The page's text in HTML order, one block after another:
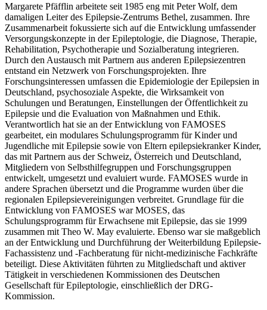
Margarete Pfäfflin arbeitete seit 1985 eng mit Peter Wolf, dem
damaligen Leiter des Epilepsie-Zentrums Bethel, zusammen. Ihre
Zusammenarbeit fokussierte sich auf die Entwicklung umfassender
Versorgungskonzepte in der Epileptologie, die Diagnose, Therapie,
Rehabilitation, Psychotherapie und Sozialberatung integrieren.
Durch den Austausch mit Partnern aus anderen Epilepsiezentren
entstand ein Netzwerk von Forschungsprojekten. Ihre
Forschungsinteressen umfassen die Epidemiologie der Epilepsien in
Deutschland, psychosoziale Aspekte, die Wirksamkeit von
Schulungen und Beratungen, Einstellungen der Öffentlichkeit zu
Epilepsie und die Evaluation von Maßnahmen und Ethik.
Verantwortlich hat sie an der Entwicklung von FAMOSES
gearbeitet, ein modulares Schulungsprogramm für Kinder und
Jugendliche mit Epilepsie sowie von Eltern epilepsiekranker Kinder,
das mit Partnern aus der Schweiz, Österreich und Deutschland,
Mitgliedern von Selbsthilfegruppen und Forschungsgruppen
entwickelt, umgesetzt und evaluiert wurde. FAMOSES wurde in
andere Sprachen übersetzt und die Programme wurden über die
regionalen Epilepsievereinigungen verbreitet. Grundlage für die
Entwicklung von FAMOSES war MOSES, das
Schulungsprogramm für Erwachsene mit Epilepsie, das sie 1999
zusammen mit Theo W. May evaluierte. Ebenso war sie maßgeblich
an der Entwicklung und Durchführung der Weiterbildung Epilepsie-
Fachassistenz und -Fachberatung für nicht-medizinische Fachkräfte
beteiligt. Diese Aktivitäten führten zu Mitgliedschaft und aktiver
Tätigkeit in verschiedenen Kommissionen des Deutschen
Gesellschaft für Epileptologie, einschließlich der DRG-
Kommission.